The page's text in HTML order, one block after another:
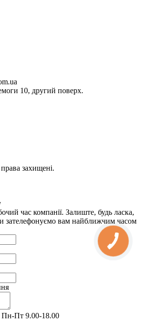
10, другий поверх.
захищені.
час компанії. Залиште, будь ласка,
зателефонуємо вам найближчим часом
Пн-Пт 9.00-18.00